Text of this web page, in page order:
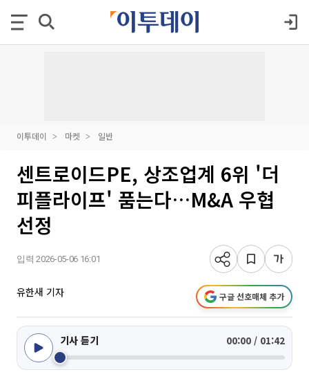
이투데이 마켓 일반
센트로이드PE, 상조업계 6위 '더
피플라이프' 품는다…M&A 우협
선정
입력 2026-05-06 16:01
유한새 기자 구글 선호매체 추가
기사 듣기 00:00 / 01:42